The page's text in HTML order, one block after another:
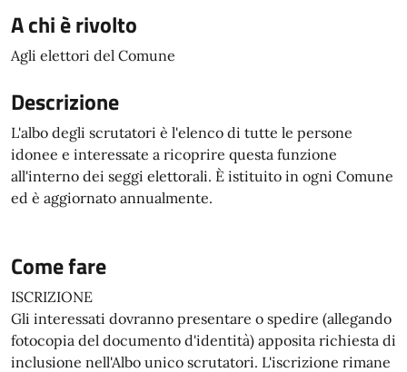
A chi è rivolto
Agli elettori del Comune
Descrizione
L'albo degli scrutatori è l'elenco di tutte le persone
idonee e interessate a ricoprire questa funzione
all'interno dei seggi elettorali. È istituito in ogni Comune
ed è aggiornato annualmente.
Come fare
ISCRIZIONE
Gli interessati dovranno presentare o spedire (allegando
fotocopia del documento d'identità) apposita richiesta di
inclusione nell'Albo unico scrutatori. L'iscrizione rimane